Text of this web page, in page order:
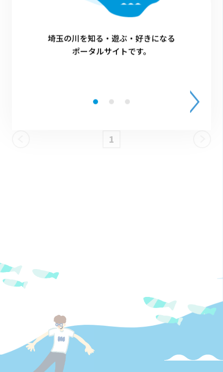
【お子さん向け】浅瀬でちゃぷちゃぷ川遊びスポッ
1
埼玉の川を知る・遊ぶ・好きになる
ポータルサイトです。